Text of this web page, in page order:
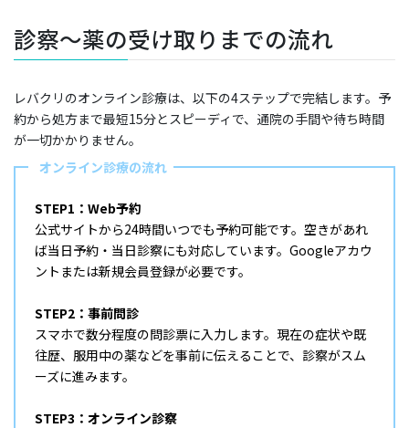
診察〜薬の受け取りまでの流れ
レバクリのオンライン診療は、以下の4ステップで完結します。予
約から処方まで最短15分とスピーディで、通院の手間や待ち時間
が一切かかりません。
オンライン診療の流れ
STEP1：Web予約
公式サイトから24時間いつでも予約可能です。空きがあれ
ば当日予約・当日診察にも対応しています。Googleアカウ
ントまたは新規会員登録が必要です。
STEP2：事前問診
スマホで数分程度の問診票に入力します。現在の症状や既
往歴、服用中の薬などを事前に伝えることで、診察がスム
ーズに進みます。
STEP3：オンライン診察